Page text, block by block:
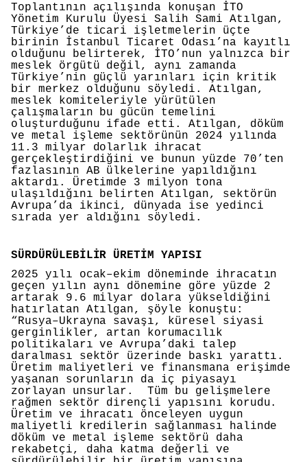
Toplantının açılışında konuşan İTO
Yönetim Kurulu Üyesi Salih Sami Atılgan,
Türkiye’de ticari işletmelerin üçte
birinin İstanbul Ticaret Odası’na kayıtlı
olduğunu belirterek, İTO’nun yalnızca bir
meslek örgütü değil, aynı zamanda
Türkiye’nin güçlü yarınları için kritik
bir merkez olduğunu söyledi. Atılgan,
meslek komiteleriyle yürütülen
çalışmaların bu gücün temelini
oluşturduğunu ifade etti. Atılgan, döküm
ve metal işleme sektörünün 2024 yılında
11.3 milyar dolarlık ihracat
gerçekleştirdiğini ve bunun yüzde 70’ten
fazlasının AB ülkelerine yapıldığını
aktardı. Üretimde 3 milyon tona
ulaşıldığını belirten Atılgan, sektörün
Avrupa’da ikinci, dünyada ise yedinci
sırada yer aldığını söyledi.
SÜRDÜRÜLEBİLİR ÜRETİM YAPISI
2025 yılı ocak–ekim döneminde ihracatın
geçen yılın aynı dönemine göre yüzde 2
artarak 9.6 milyar dolara yükseldiğini
hatırlatan Atılgan, şöyle konuştu:
“Rusya–Ukrayna savaşı, küresel siyasi
gerginlikler, artan korumacılık
politikaları ve Avrupa’daki talep
daralması sektör üzerinde baskı yarattı.
Üretim maliyetleri ve finansmana erişimde
yaşanan sorunların da iç piyasayı
zorlayan unsurlar. Tüm bu gelişmelere
rağmen sektör dirençli yapısını korudu.
Üretim ve ihracatı önceleyen uygun
maliyetli kredilerin sağlanması halinde
döküm ve metal işleme sektörü
daha
rekabetçi, daha katma değerli ve